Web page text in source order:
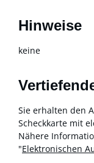
Hinweise
keine
Sie erhalten den
Scheckkarte mit
Nähere
"Elektronischen